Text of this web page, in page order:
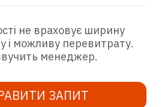
не враховує ширину
і можливу перевитрату.
менеджер.
ЗАПИТ